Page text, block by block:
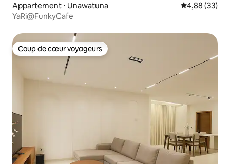
Appartement ⋅ Unawatuna Évaluation
4,88 (33)
YaRi@FunkyCafe
Coup de cœur voyageurs
Coup de cœur voyageurs